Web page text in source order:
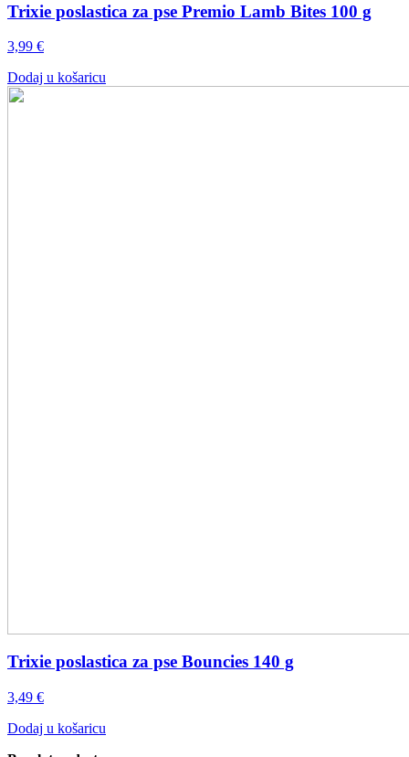
Trixie poslastica za pse Premio Lamb Bites 100 g
3,99 €
Dodaj u košaricu
Trixie poslastica za pse Bouncies 140 g
3,49 €
Dodaj u košaricu